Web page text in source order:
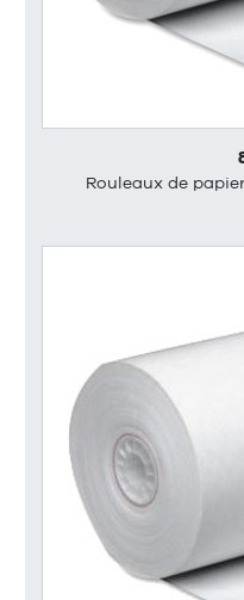
Rouleaux de